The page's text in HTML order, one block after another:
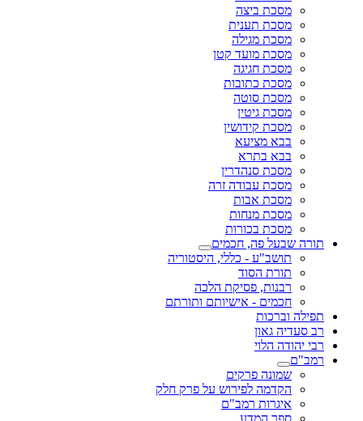
מסכת ביצה
מסכת תענית
מסכת מגילה
מסכת מועד קטן
מסכת חגיגה
מסכת כתובות
מסכת סוטה
מסכת גיטין
מסכת קידושין
בבא מציעא
בבא בתרא
מסכת סנהדרין
מסכת עבודה זרה
מסכת אבות
מסכת מנחות
מסכת בכורות
תורה שבעל פה, חכמים
תושב"ע - כללי, היסטוריה
תורת הסוד
רבנות, פסיקת הלכה
חכמים - אישיותם ותורתם
תפילה וברכות
רב סעדיה גאון
רבי יהודה הלוי
רמב"ם
שמונה פרקים
הקדמה לפירוש על פרק חלק
איגרות רמב"ם